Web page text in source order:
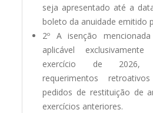
seja apresentado até a
boleto da anuidade emitido
2º A isenção
aplicável
exercício de 2026,
requerimentos
pedidos de restituição de
exercícios anteriores.